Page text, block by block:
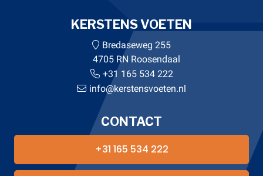
KERSTENS VOETEN
Bredaseweg 255
4705 RN Roosendaal
+31 165 534 222
info@kerstensvoeten.nl
CONTACT
+31 165 534 222